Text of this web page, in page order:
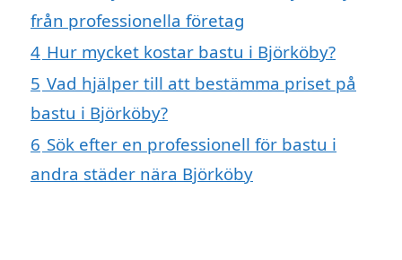
från professionella företag
4 Hur mycket kostar bastu i Björköby?
5 Vad hjälper till att bestämma priset på
bastu i Björköby?
6 Sök efter en professionell för bastu i
andra städer nära Björköby